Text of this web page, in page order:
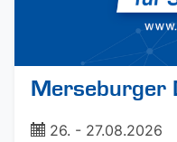
Merseburger
ticket26. - 27.08.2026